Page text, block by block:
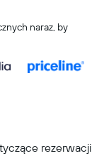
naraz, by
rezerwacji